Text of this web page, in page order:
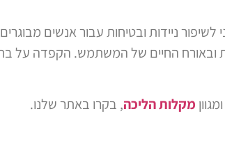
לשיפור ניידות ובטיחות עבור אנשים
החיים של המשתמש. הקפדה על
ומגוון מקלות הליכה, בקרו באתר שלנו.